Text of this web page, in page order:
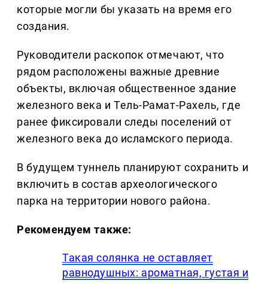
которые могли бы указать на время его
создания.
Руководители раскопок отмечают, что
рядом расположены важные древние
объекты, включая общественное здание
железного века и Тель-Рамат-Рахель, где
ранее фиксировали следы поселений от
железного века до исламского периода.
В будущем туннель планируют сохранить и
включить в состав археологического
парка на территории нового района.
Рекомендуем также:
Такая солянка не оставляет
равнодушных: ароматная, густая и